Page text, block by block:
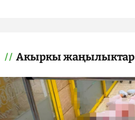
Акыркы жаңылыктар